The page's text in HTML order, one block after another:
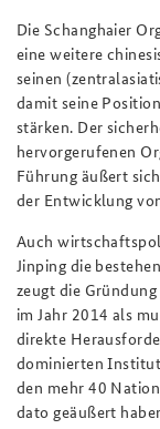
Die Schanghaier
eine weitere
seinen
damit seine
stärken. Der
hervorgerufenen
Führung äußert
der Entwicklung
Auch
Jinping die
zeugt die
im Jahr 2014 als
direkte
dominierten
den mehr 40
dato geäußert